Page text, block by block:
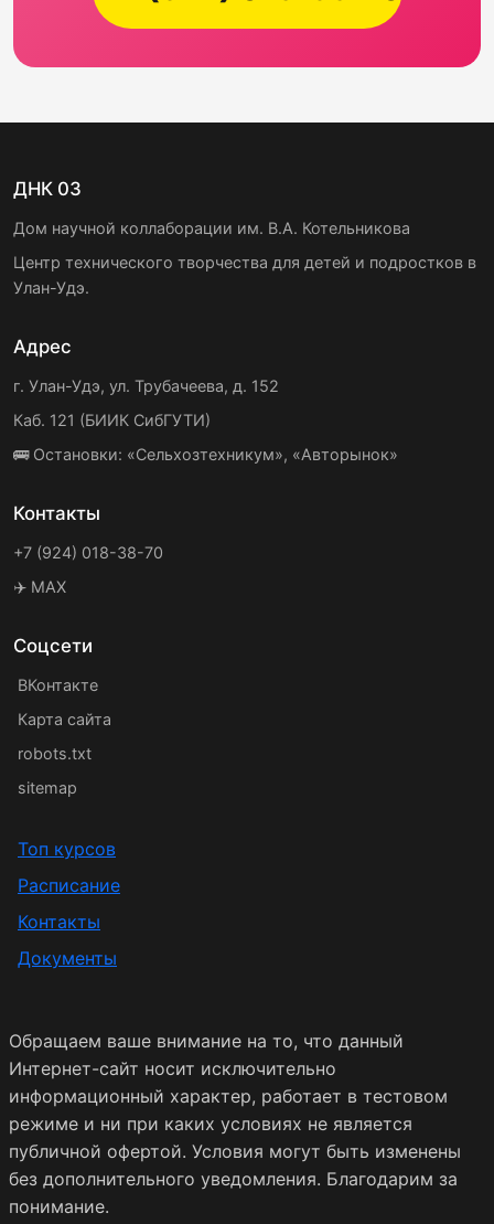
ДНК 03
Дом научной коллаборации им. В.А. Котельникова
Центр технического творчества для детей и подростков в
Улан-Удэ.
Адрес
г. Улан-Удэ, ул. Трубачеева, д. 152
Каб. 121 (БИИК СибГУТИ)
🚌 Остановки: «Сельхозтехникум», «Авторынок»
Контакты
+7 (924) 018-38-70
✈️ MAX
Соцсети
ВКонтакте
Карта сайта
robots.txt
sitemap
Топ курсов
Расписание
Контакты
Документы
Обращаем ваше внимание на то, что данный
Интернет-сайт носит исключительно
информационный характер, работает в тестовом
режиме и ни при каких условиях не является
публичной офертой. Условия могут быть изменены
без дополнительного уведомления. Благодарим за
понимание.